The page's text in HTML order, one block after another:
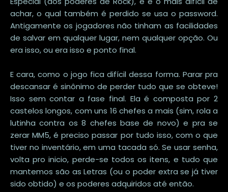
achar, o qual também é perdido se usa o password.
Antigamente os jogadores não tinham as facilidades
de salvar em qualquer lugar, nem qualquer opção. Ou
era isso, ou era isso e ponto final.
E cara, como o jogo fica difícil dessa forma. Parar pra
descansar é sinônimo de perder tudo que se obteve!
Isso sem contar a fase final. Ela é composta por 2
castelos longos, com uns 16 chefes a mais (sim, rola a
lutinha contra os 8 chefes base de novo) e pra se
zerar MM5, é preciso passar por tudo isso, com o que
tiver no inventário, em uma tacada só. Se usar senha,
volta pro inicio, perde-se todos os itens, e tudo que
mantemos são as Letras (ou o poder extra se já tiver
sido obtido) e os poderes adquiridos até então.